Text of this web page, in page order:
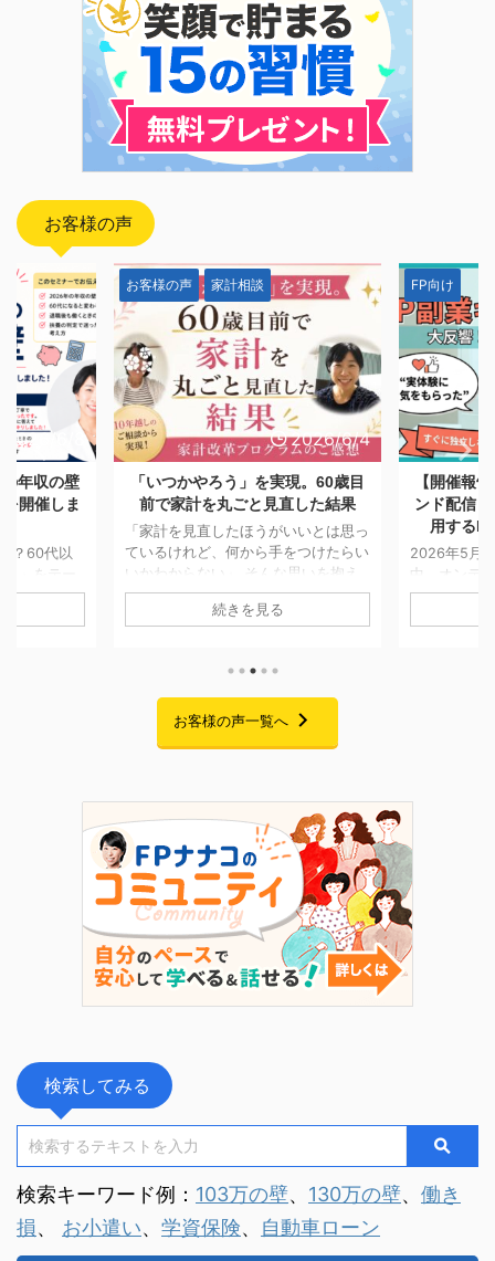
お客様の声
2026/6/4
。60歳目
した結果
つけたらい
いを抱え
せない方は
革プログラ
FP向け
2026/5/28
【開催報告】日本FP協会オンデマ
ンド配信「副業としてFP資格を活
用するFPキャリアセミナー」
2026年5月7日〜5月25日までの期間
中、オンデマンド配信にてお届けして
おりました「副業としてFP資格を活
用するFPキャリアセミナー」の配信
また熱意あふれる素晴らしいご感想を
たくさんお寄せいただきました。この
場を借りて、心より御礼申し上げま
す。 セミナーでお話ししたこと 私自
のすべてがゼロで、手元にあるのは
FP資格だけという状態からのスター
トでした。 今回のセミナーでは ...
続きを見る
お客様の声
「一生モ
つける。
も消えな
「将来のお
AIでの試算
なぜ「自分
の伴走を経
お客様の声一覧へ
検索してみる
検索キーワード例： 103万の壁、 130万の壁、 働き
損、 お小遣い、 学資保険、 自動車ローン